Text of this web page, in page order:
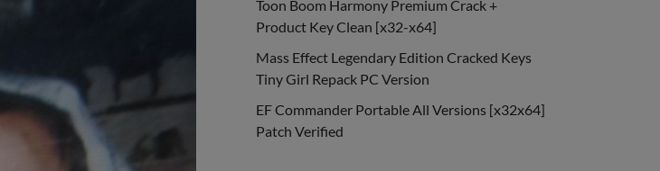
Toon Boom Harmony Premium Crack +
Product Key Clean [x32-x64]
Mass Effect Legendary Edition Cracked Keys
Tiny Girl Repack PC Version
EF Commander Portable All Versions [x32x64]
Patch Verified